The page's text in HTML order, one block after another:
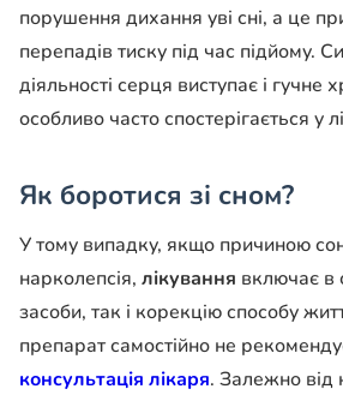
порушення дихання уві сні, а це
перепадів тиску під час підйому.
діяльності серця виступає і гучне
особливо часто спостерігається у
Як боротися зі сном?
У тому випадку, якщо причиною
нарколепсія, лікування включає в
засоби, так і корекцію способу
препарат самостійно не
консультація лікаря. Залежно від